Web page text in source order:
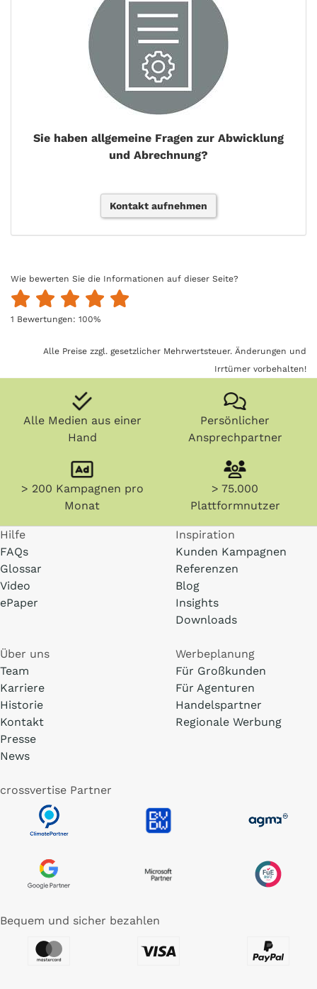
Sie haben allgemeine Fragen zur Abwicklung
und Abrechnung?
Kontakt aufnehmen
Wie bewerten Sie die Informationen auf dieser Seite?
1 Bewertungen: 100%
Alle Preise zzgl. gesetzlicher Mehrwertsteuer. Änderungen und
Irrtümer vorbehalten!
Alle Medien aus einer
Hand
Persönlicher
Ansprechpartner
> 200 Kampagnen pro
Monat
> 75.000
Plattformnutzer
Hilfe
FAQs
Glossar
Video
ePaper
Inspiration
Kunden Kampagnen
Referenzen
Blog
Insights
Downloads
Über uns
Team
Karriere
Historie
Kontakt
Presse
News
Werbeplanung
Für Großkunden
Für Agenturen
Handelspartner
Regionale Werbung
crossvertise Partner
Bequem und sicher bezahlen